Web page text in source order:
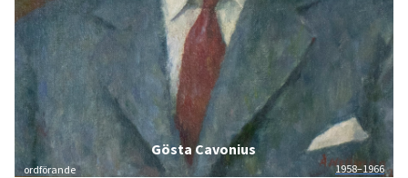
Gösta Cavonius
ordförande 1958–1966